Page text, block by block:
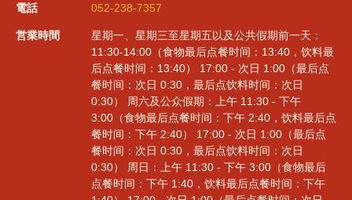
電話 052-238-7357
営業時間
星期一、星期三至星期五以及公共假期前一天：
11:30-14:00（食物最后点餐时间：13:40，饮料最
后点餐时间：13:40） 17:00 - 次日 1:00（最后点
餐时间：次日 0:30，最后点饮料时间：次日
0:30） 周六及公众假期：上午 11:30 - 下午
3:00（食物最后点餐时间：下午 2:40，饮料最后点
餐时间：下午 2:40） 17:00 - 次日 1:00（最后点
餐时间：次日 0:30，最后点饮料时间：次日
0:30） 周日：上午 11:30 - 下午 3:00（食物最后
点餐时间：下午 1:40，饮料最后点餐时间：下午